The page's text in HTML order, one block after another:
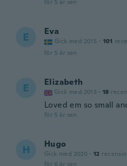
för 5 år sen
E Eva
Gick med 2015 · 101
för 5 år sen
E Elizabeth
Gick med 2013 · 18
Loved em so small
för 5 år sen
H Hugo
Gick med 2020 · 12
för 6 år sen